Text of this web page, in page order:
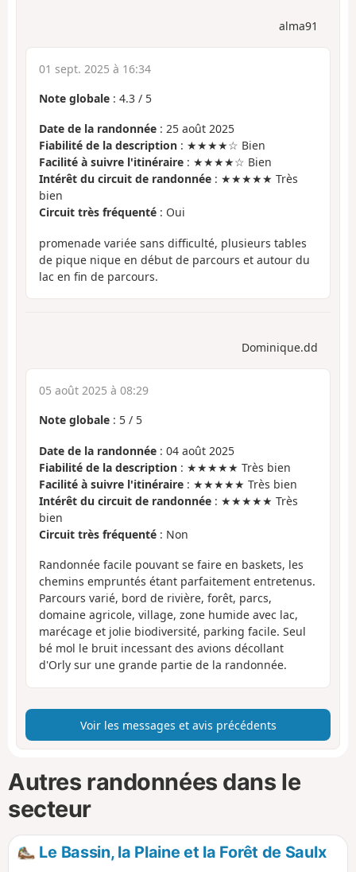
alma91
01 sept. 2025 à 16:34
Note globale : 4.3 / 5
Date de la randonnée : 25 août 2025
Fiabilité de la description : ★★★★☆ Bien
Facilité à suivre l'itinéraire : ★★★★☆ Bien
Intérêt du circuit de randonnée : ★★★★★ Très
bien
Circuit très fréquenté : Oui
promenade variée sans difficulté, plusieurs tables
de pique nique en début de parcours et autour du
lac en fin de parcours.
Dominique.dd
05 août 2025 à 08:29
Note globale : 5 / 5
Date de la randonnée : 04 août 2025
Fiabilité de la description : ★★★★★ Très bien
Facilité à suivre l'itinéraire : ★★★★★ Très bien
Intérêt du circuit de randonnée : ★★★★★ Très
bien
Circuit très fréquenté : Non
Randonnée facile pouvant se faire en baskets, les
chemins empruntés étant parfaitement entretenus.
Parcours varié, bord de rivière, forêt, parcs,
domaine agricole, village, zone humide avec lac,
marécage et jolie biodiversité, parking facile. Seul
bé mol le bruit incessant des avions décollant
d'Orly sur une grande partie de la randonnée.
Voir les messages et avis précédents
Autres randonnées dans le
secteur
Le Bassin, la Plaine et la Forêt de Saulx